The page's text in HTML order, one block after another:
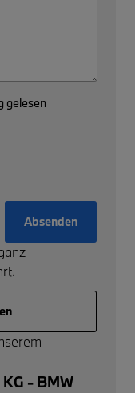
gelesen
Absenden
- BMW